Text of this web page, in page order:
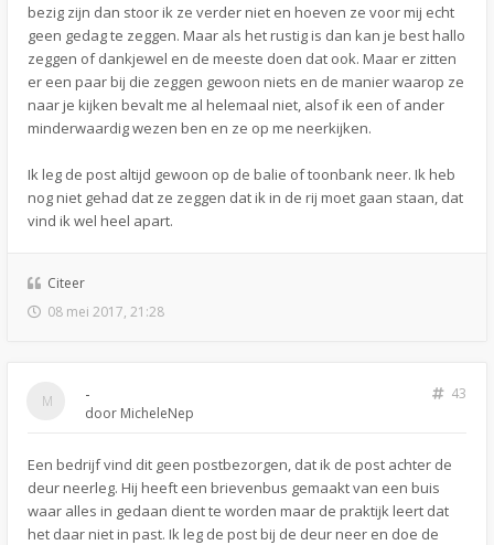
bezig zijn dan stoor ik ze verder niet en hoeven ze voor mij echt
geen gedag te zeggen. Maar als het rustig is dan kan je best hallo
zeggen of dankjewel en de meeste doen dat ook. Maar er zitten
er een paar bij die zeggen gewoon niets en de manier waarop ze
naar je kijken bevalt me al helemaal niet, alsof ik een of ander
minderwaardig wezen ben en ze op me neerkijken.
Ik leg de post altijd gewoon op de balie of toonbank neer. Ik heb
nog niet gehad dat ze zeggen dat ik in de rij moet gaan staan, dat
vind ik wel heel apart.
Citeer
08 mei 2017, 21:28
-
43
door MicheleNep
Een bedrijf vind dit geen postbezorgen, dat ik de post achter de
deur neerleg. Hij heeft een brievenbus gemaakt van een buis
waar alles in gedaan dient te worden maar de praktijk leert dat
het daar niet in past. Ik leg de post bij de deur neer en doe de